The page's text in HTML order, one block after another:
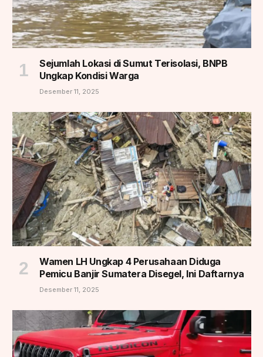
Sejumlah Lokasi di Sumut Terisolasi, BNPB
Ungkap Kondisi Warga
Desember 11, 2025
Wamen LH Ungkap 4 Perusahaan Diduga
Pemicu Banjir Sumatera Disegel, Ini Daftarnya
Desember 11, 2025